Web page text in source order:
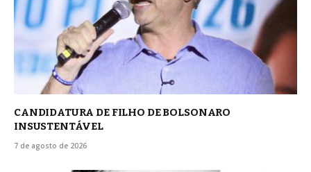
CANDIDATURA DE FILHO DE BOLSONARO
INSUSTENTÁVEL
7 de agosto de 2026